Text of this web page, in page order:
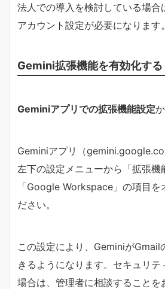
法人での導入を検討している場合
アカウント設定が必要になります。
Gemini拡張機能を有効化する
Geminiアプリでの拡張機能設定
Geminiアプリ（
左下の設定メニューから「拡張機
「Google Workspace」の項目を
ださい。
この設定により、GeminiがGmail
きるようになります。セキュリテ
場合は、管理者に相談することを